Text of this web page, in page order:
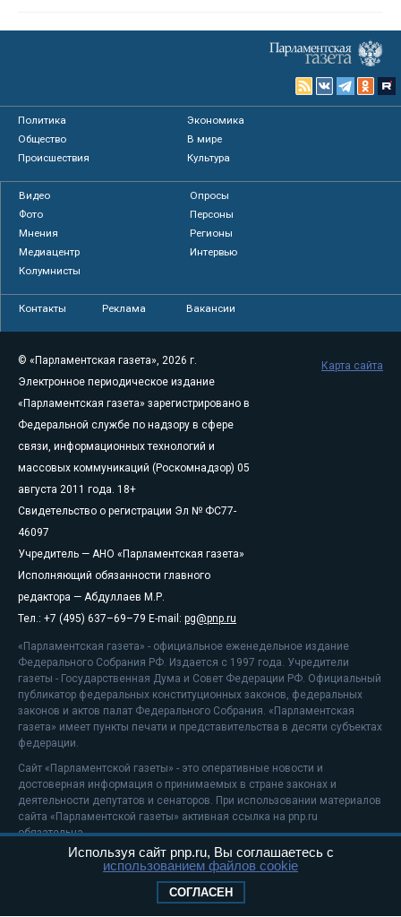
Политика
Экономика
Общество
В мире
Происшествия
Культура
Видео
Опросы
Фото
Персоны
Мнения
Регионы
Медиацентр
Интервью
Колумнисты
Контакты Реклама Вакансии
© «Парламентская газета», 2026 г.
Электронное периодическое издание
«Парламентская газета» зарегистрировано в
Федеральной службе по надзору в сфере
связи, информационных технологий и
массовых коммуникаций (Роскомнадзор) 05
августа 2011 года. 18+
Свидетельство о регистрации Эл № ФС77-
46097
Учредитель — АНО «Парламентская газета»
Исполняющий обязанности главного
редактора — Абдуллаев М.Р.
Тел.: +7 (495) 637–69–79 E-mail: pg@pnp.ru
«Парламентская газета» - официальное еженедельное издание
Федерального Собрания РФ. Издается с 1997 года. Учредители
газеты - Государственная Дума и Совет Федерации РФ. Официальный
публикатор федеральных конституционных законов, федеральных
законов и актов палат Федерального Собрания. «Парламентская
газета» имеет пункты печати и представительства в десяти субъектах
федерации.
Сайт «Парламентской газеты» - это оперативные новости и
достоверная информация о принимаемых в стране законах и
деятельности депутатов и сенаторов. При использовании материалов
сайта «Парламентской газеты» активная ссылка на pnp.ru
обязательна.
На информационном ресурсе применяютсярекомендательные
Положение о защите персональных данных
Карта сайта
Используя сайт pnp.ru, Вы соглашаетесь с
использованием файлов cookie
СОГЛАСЕН